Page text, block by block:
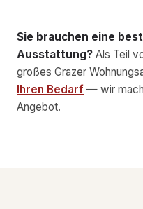
Sie brauchen eine
Ausstattung? Als Teil
großes Grazer
Ihren Bedarf — wir
Angebot.